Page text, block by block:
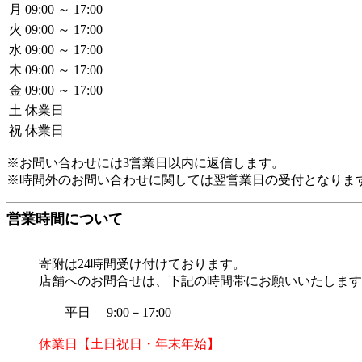
月 09:00 ～ 17:00
火 09:00 ～ 17:00
水 09:00 ～ 17:00
木 09:00 ～ 17:00
金 09:00 ～ 17:00
土 休業日
祝 休業日
※お問い合わせには3営業日以内に返信します。
※時間外のお問い合わせに関しては翌営業日の受付となりま
営業時間について
寄附は24時間受け付けております。
店舗へのお問合せは、下記の時間帯にお願いいたしま
平日 9:00－17:00
休業日【土日祝日・年末年始】